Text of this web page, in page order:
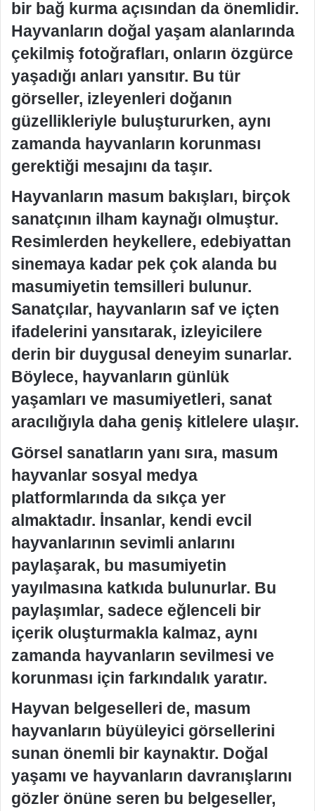
bir bağ kurma açısından da önemlidir.
Hayvanların doğal yaşam alanlarında
çekilmiş fotoğrafları, onların özgürce
yaşadığı anları yansıtır. Bu tür
görseller, izleyenleri doğanın
güzellikleriyle buluştururken, aynı
zamanda hayvanların korunması
gerektiği mesajını da taşır.
Hayvanların masum bakışları, birçok
sanatçının ilham kaynağı olmuştur.
Resimlerden heykellere, edebiyattan
sinemaya kadar pek çok alanda bu
masumiyetin temsilleri bulunur.
Sanatçılar, hayvanların saf ve içten
ifadelerini yansıtarak, izleyicilere
derin bir duygusal deneyim sunarlar.
Böylece, hayvanların günlük
yaşamları ve masumiyetleri, sanat
aracılığıyla daha geniş kitlelere ulaşır.
Görsel sanatların yanı sıra, masum
hayvanlar sosyal medya
platformlarında da sıkça yer
almaktadır. İnsanlar, kendi evcil
hayvanlarının sevimli anlarını
paylaşarak, bu masumiyetin
yayılmasına katkıda bulunurlar. Bu
paylaşımlar, sadece eğlenceli bir
içerik oluşturmakla kalmaz, aynı
zamanda hayvanların sevilmesi ve
korunması için farkındalık yaratır.
Hayvan belgeselleri de, masum
hayvanların büyüleyici görsellerini
sunan önemli bir kaynaktır. Doğal
yaşamı ve hayvanların davranışlarını
gözler önüne seren bu belgeseller,